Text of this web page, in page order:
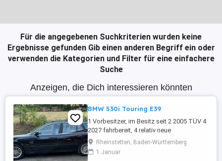
Für die angegebenen Suchkriterien wurden keine
Ergebnisse gefunden Gib einen anderen Begriff ein oder
verwenden die Kategorien und Filter für eine einfachere
Suche
Anzeigen, die Dich interessieren könnten
BMW 530i Touring E39
1 Vorbesitzer, im Besitz seit 2 2005 TÜV 4
2027 fahrbereit, 4 relativ neue
Sommerreifen, 4 relativ neue Winterreifen
mit Alufelgen, regelmäßige Inspektion,
Automatikgetriebe neu 2020 mit ca. 249
Rheinstetten, Baden-Württemberg
1 Januar